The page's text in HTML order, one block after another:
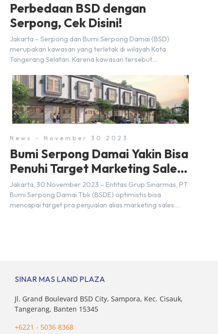
Perbedaan BSD dengan
Serpong, Cek Disini!
Jakarta – Serpong dan Bumi Serpong Damai (BSD)
merupakan kawasan yang terletak di wilayah Kota
Tangerang Selatan. Karena kawasan tersebut
kita yang mengira kedua wilayah ini merupakan tempat
yang sama. Padahal anggapan tersebut kurang tepat.
Sebab Serpong dan BSD merupakan dua kawasan yang
berbeda. Berikut penjelasannya. Baca Juga: […]
News - November 30 2023
Bumi Serpong Damai Yakin Bisa
Penuhi Target Marketing Sales
Tahun 2023
Jakarta, 30 November 2023 – Entitas Grup Sinarmas, PT
Bumi Serpong Damai Tbk (BSDE) optimistis bisa
mencapai target pra penjualan alias marketing sales
SINAR MAS LAND PLAZA
Jl. Grand Boulevard BSD City, Sampora, Kec. Cisauk,
Tangerang, Banten 15345
+6221 - 5036 8368